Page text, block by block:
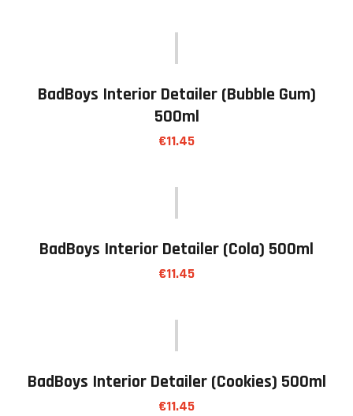
BadBoys Interior Detailer (bubble Gum)
500ml
€11.45
BadBoys Interior Detailer (cola) 500ml
€11.45
BadBoys Interior Detailer (cookies) 500ml
€11.45